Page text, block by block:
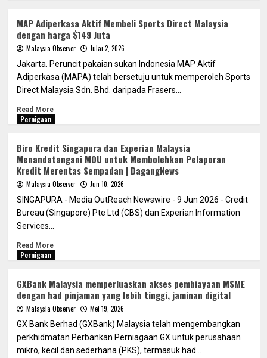
MAP Adiperkasa Aktif Membeli Sports Direct Malaysia
dengan harga $149 Juta
Malaysia Observer
Julai 2, 2026
Jakarta. Peruncit pakaian sukan Indonesia MAP Aktif
Adiperkasa (MAPA) telah bersetuju untuk memperoleh Sports
Direct Malaysia Sdn. Bhd. daripada Frasers...
Read More
Pernigaan
Biro Kredit Singapura dan Experian Malaysia
Menandatangani MOU untuk Membolehkan Pelaporan
Kredit Merentas Sempadan | DagangNews
Malaysia Observer
Jun 10, 2026
SINGAPURA - Media OutReach Newswire - 9 Jun 2026 - Credit
Bureau (Singapore) Pte Ltd (CBS) dan Experian Information
Services...
Read More
Pernigaan
GXBank Malaysia memperluaskan akses pembiayaan MSME
dengan had pinjaman yang lebih tinggi, jaminan digital
Malaysia Observer
Mei 19, 2026
GX Bank Berhad (GXBank) Malaysia telah mengembangkan
perkhidmatan Perbankan Perniagaan GX untuk perusahaan
mikro, kecil dan sederhana (PKS), termasuk had...